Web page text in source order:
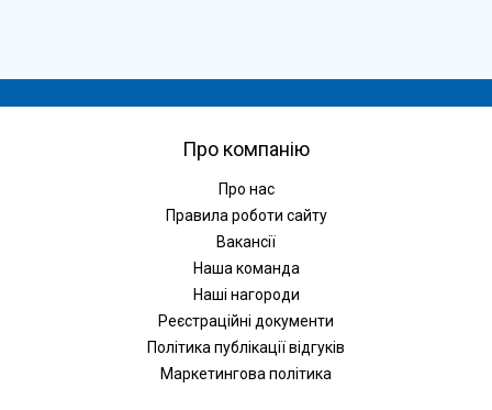
Про компанію
Про нас
Правила роботи сайту
Вакансії
Наша команда
Наші нагороди
Реєстраційні документи
Політика публікації відгуків
Маркетингова політика